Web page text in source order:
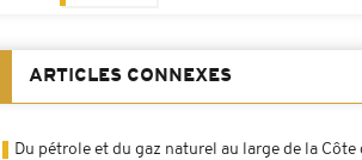
ARTICLES CONNEXES
Du pétrole et du gaz naturel au large de la